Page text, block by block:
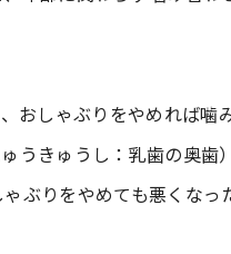
おしゃぶりをやめれば噛
うきゅうし：乳歯の奥
ぶりをやめても悪くな